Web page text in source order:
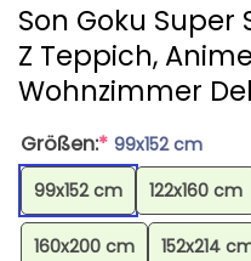
Son Goku
Z Teppich,
Wohnzimmer
Größen:* 99x152 cm
99x152 cm
122x160 cm
160x200 cm 152x214